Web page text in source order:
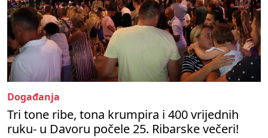
Događanja
Tri tone ribe, tona krumpira i 400 vrijednih
ruku- u Davoru počele 25. Ribarske večeri!